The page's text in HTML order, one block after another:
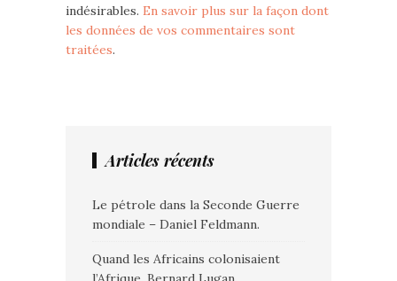
indésirables. En savoir plus sur la façon dont
les données de vos commentaires sont
traitées.
Articles récents
Le pétrole dans la Seconde Guerre
mondiale – Daniel Feldmann.
Quand les Africains colonisaient